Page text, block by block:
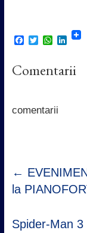
F
e
b
k
T
t
t
W
t
s
p
L
k
e
Comentarii
comentarii
←
la
Spider-Man